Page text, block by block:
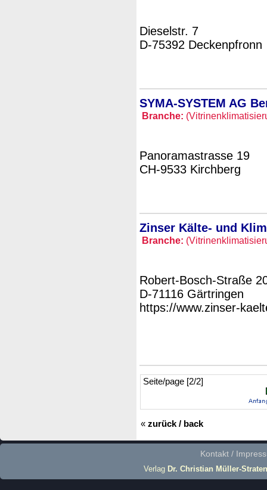
Dieselstr. 7
D-75392 Deckenpfronn
SYMA-SYSTEM AG
Branche:
Panoramastrasse 19
CH-9533 Kirchberg
Zinser Kälte- und
Branche:
Robert-Bosch-Straße
D-71116 Gärtringen
https://www.zinser-
Seite/page [2/2]
« zurück / back
Kontakt /
Verlag Dr. Christian Müller-Straten